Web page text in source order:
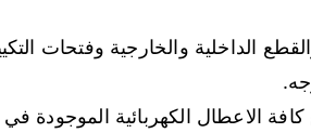
الداخلية والخارجية وفتحات
الاعطال الكهربائية الموجودة